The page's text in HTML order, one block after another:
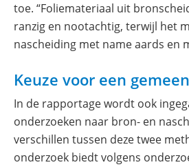
toe. “Foliemateriaal uit
ranzig en nootachtig, terwijl het
nascheiding met name aards en
Keuze voor een
In de rapportage wordt ook
onderzoeken naar bron- en
verschillen tussen deze twee
onderzoek biedt volgens